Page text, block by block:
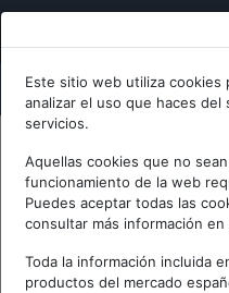
Este sitio web utiliza cookies
analizar el uso que haces
servicios.
Aquellas cookies que no
funcionamiento de la web
Puedes aceptar todas las
consultar más información
Toda la información incluida
productos del mercado